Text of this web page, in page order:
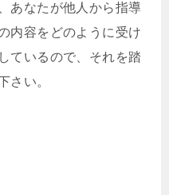
あなたが他人から指導
内容をどのように受け
ているので、それを踏
さい。